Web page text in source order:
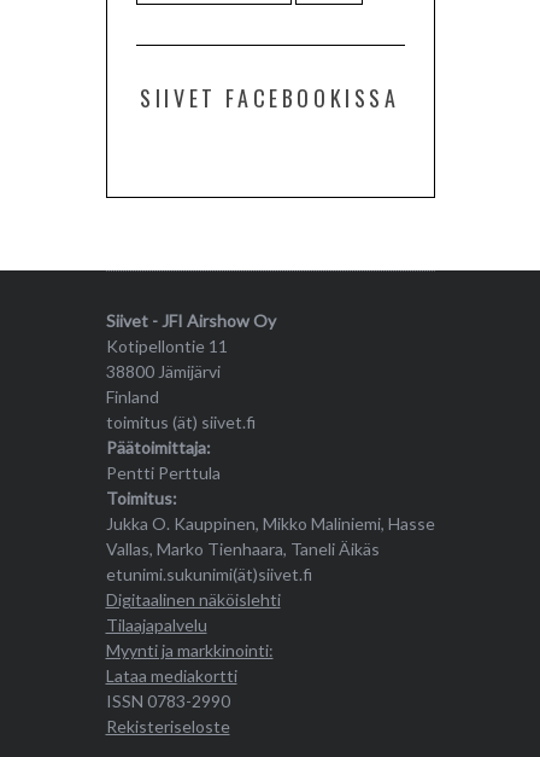
SIIVET FACEBOOKISSA
Siivet - JFI Airshow Oy
Kotipellontie 11
38800 Jämijärvi
Finland
toimitus (ät) siivet.fi
Päätoimittaja:
Pentti Perttula
Toimitus:
Jukka O. Kauppinen, Mikko Maliniemi, Hasse
Vallas, Marko Tienhaara, Taneli Äikäs
etunimi.sukunimi(ät)siivet.fi
Digitaalinen näköislehti
Tilaajapalvelu
Myynti ja markkinointi:
Lataa mediakortti
ISSN 0783-2990
Rekisteriseloste